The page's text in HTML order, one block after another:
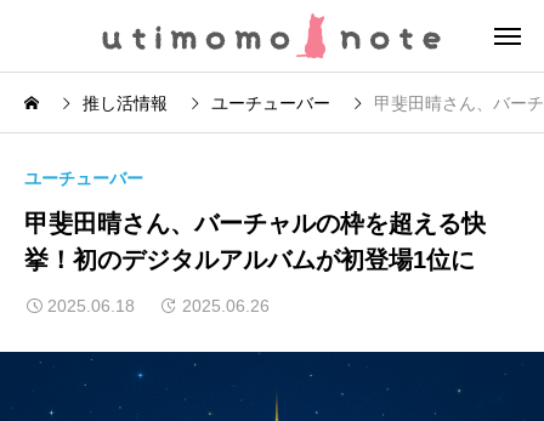
推し活情報 ユーチューバー 甲斐田晴さん、バー
ユーチューバー
甲斐田晴さん、バーチャルの枠を超える快
挙！初のデジタルアルバムが初登場1位に
2025.06.18 2025.06.26